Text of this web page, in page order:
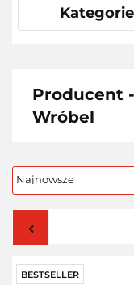
Kategorie
Producent
Wróbel
BESTSELLER